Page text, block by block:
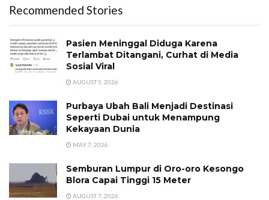
Recommended Stories
Pasien Meninggal Diduga Karena
Terlambat Ditangani, Curhat di Media
Sosial Viral
AUGUST 5, 2026
Purbaya Ubah Bali Menjadi Destinasi
Seperti Dubai untuk Menampung
Kekayaan Dunia
MAY 7, 2026
Semburan Lumpur di Oro-oro Kesongo
Blora Capai Tinggi 15 Meter
AUGUST 7, 2026